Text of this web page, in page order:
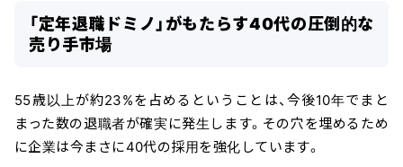
「定年退職ドミノ」がもたらす40代の圧倒的な
売り手市場
55歳以上が約23%を占めるということは、今後10年でまと
まった数の退職者が確実に発生します。その穴を埋めるため
に企業は今まさに40代の採用を強化しています。